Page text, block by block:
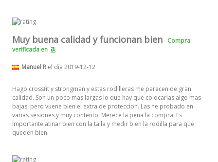
Muy buena calidad y funcionan bien- Compra
verificada en
Manuel R el día 2019-12-12
Hago crossfit y strongman y estas rodilleras me parecen de gran
calidad. Son un poco mas largas lo que hay que colocarlas algo mas
bajas, pero vuene bien el extra de proteccion. Las he probado en
varias sesiones y muy contento. Merece la pena la compra. Es
importante atinar bien con la talla y medir bien la rodilla para que
queden bien.